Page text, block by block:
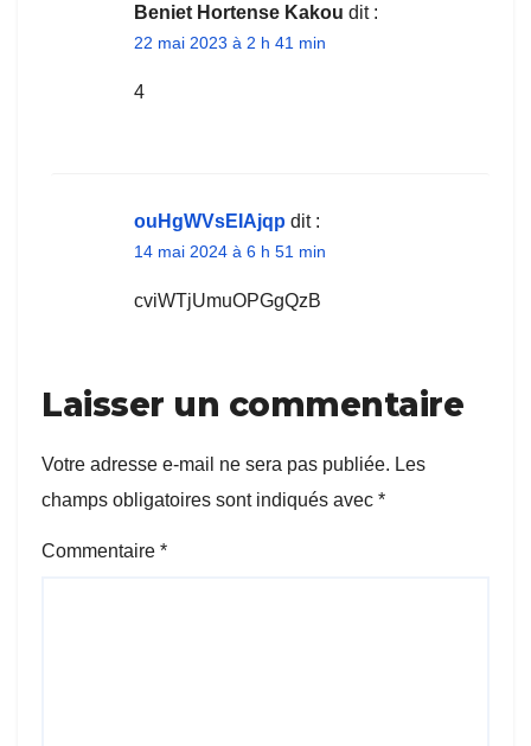
Beniet Hortense Kakou dit :
22 mai 2023 à 2 h 41 min
4
ouHgWVsEIAjqp dit :
14 mai 2024 à 6 h 51 min
cviWTjUmuOPGgQzB
Laisser un commentaire
Votre adresse e-mail ne sera pas publiée. Les
champs obligatoires sont indiqués avec *
Commentaire *